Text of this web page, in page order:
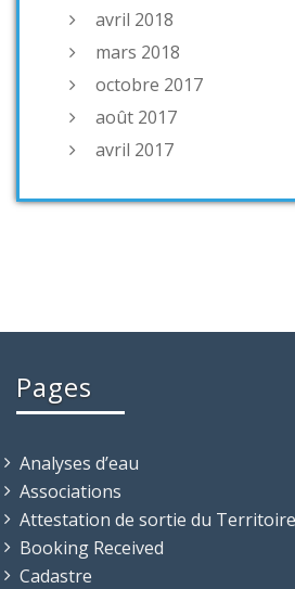
avril 2018
mars 2018
octobre 2017
août 2017
avril 2017
Pages
Analyses d’eau
Associations
Attestation de sortie du Territoire
Booking Received
Cadastre